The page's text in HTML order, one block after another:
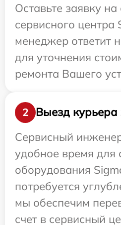
Оставьте заявку на
сервисного
менеджер ответит
для уточнения
ремонта Вашего
2
Выезд курьера
Сервисный
удобное время для
оборудования
потребуется
мы обеспечим
счет в сервисный